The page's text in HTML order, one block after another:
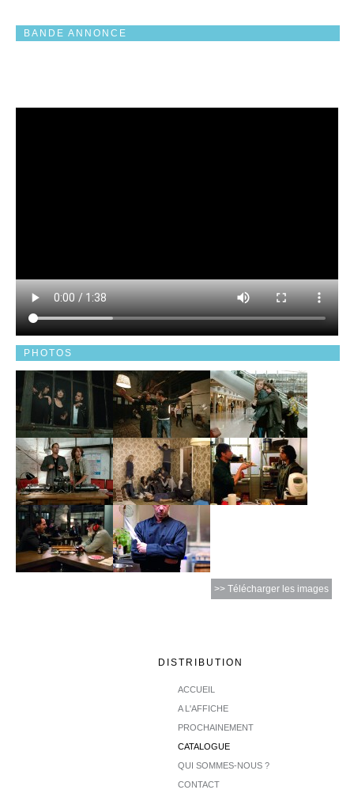
BANDE ANNONCE
PHOTOS
>> Télécharger les images
DISTRIBUTION
ACCUEIL
A L'AFFICHE
PROCHAINEMENT
CATALOGUE
QUI SOMMES-NOUS ?
CONTACT